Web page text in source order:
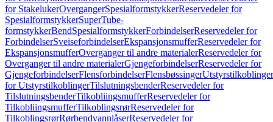
for StakelukerOvergangerSpesialformstykkerReservedeler for
SpesialformstykkerSuperTube-
formstykkerBendSpesialformstykkerForbindelserReservedeler for
ForbindelserSveiseforbindelserEkspansjonsmufferReservedeler for
EkspansjonsmufferOverganger til andre materialerReservedeler for
Overganger til andre materialerGjengeforbindelserReservedeler for
GjengeforbindelserFlensforbindelserFlensbøssingerUtstyrstilkoblinger
for UtstyrstilkoblingerTilslutningsbenderReservedeler for
TilslutningsbenderTilkobliingsmufferReservedeler for
TilkobliingsmufferTilkoblingsrørReservedeler for
TilkoblingsrørRørbendvannlåserReservedeler for